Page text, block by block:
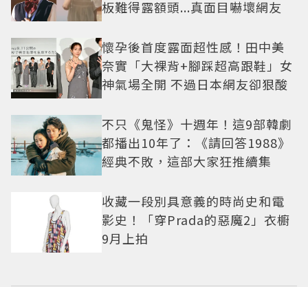
板難得露額頭...真面目嚇壞網友
懷孕後首度露面超性感！田中美
奈實「大裸背+腳踩超高跟鞋」女
神氣場全開 不過日本網友卻狠酸
不只《鬼怪》十週年！這9部韓劇
都播出10年了：《請回答1988》
經典不敗，這部大家狂推續集
收藏一段別具意義的時尚史和電
影史！「穿Prada的惡魔2」衣櫥
9月上拍